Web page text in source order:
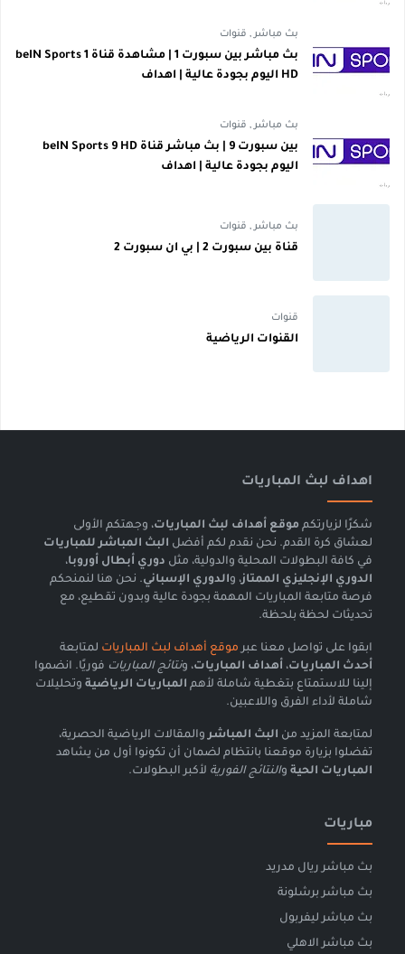
بث مباشر , قنوات
بث مباشر بين سبورت 1 | مشاهدة قناة beIN Sports 1
HD اليوم بجودة عالية | اهداف
بث مباشر , قنوات
بين سبورت 9 | بث مباشر قناة beIN Sports 9 HD
اليوم بجودة عالية | اهداف
بث مباشر , قنوات
قناة بين سبورت 2 | بي ان سبورت 2
قنوات
القنوات الرياضية
اهداف لبث المباريات
شكرًا لزيارتكم موقع أهداف لبث المباريات، وجهتكم الأولى
لعشاق كرة القدم. نحن نقدم لكم أفضل البث المباشر للمباريات
في كافة البطولات المحلية والدولية، مثل دوري أبطال أوروبا،
الدوري الإنجليزي الممتاز، والدوري الإسباني. نحن هنا لنمنحكم
فرصة متابعة المباريات المهمة بجودة عالية وبدون تقطيع، مع
تحديثات لحظة بلحظة.
ابقوا على تواصل معنا عبر موقع أهداف لبث المباريات لمتابعة
أحدث المباريات، أهداف المباريات، ونتائج المباريات فوريًا. انضموا
إلينا للاستمتاع بتغطية شاملة لأهم المباريات الرياضية وتحليلات
شاملة لأداء الفرق واللاعبين.
لمتابعة المزيد من البث المباشر والمقالات الرياضية الحصرية،
تفضلوا بزيارة موقعنا بانتظام لضمان أن تكونوا أول من يشاهد
المباريات الحية والنتائج الفورية لأكبر البطولات.
مباريات
بث مباشر ريال مدريد
بث مباشر برشلونة
بث مباشر ليفربول
بث مباشر الاهلي